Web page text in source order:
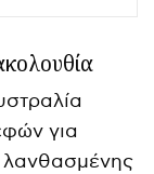
για
λανθασμένης